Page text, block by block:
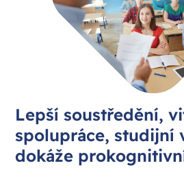
Lepší soustředění,
spolupráce, studijní
dokáže